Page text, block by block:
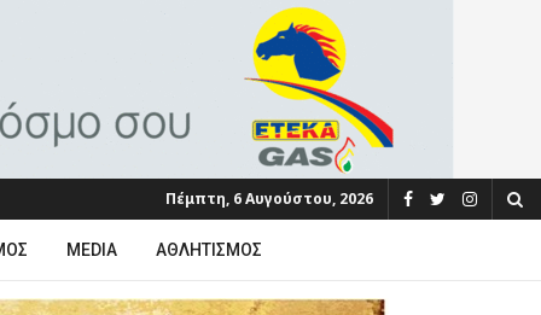
Πέμπτη, 6 Αυγούστου, 2026
MEDIA ΑΘΛΗΤΙΣΜΌΣ